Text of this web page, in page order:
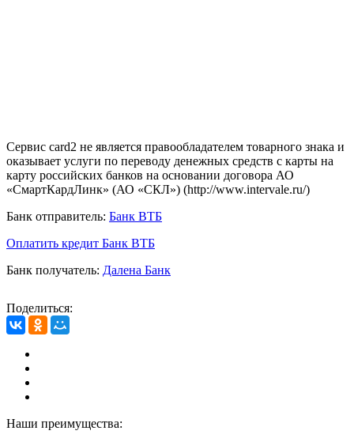
Сервис card2 не является правообладателем товарного знака и
оказывает услуги по переводу денежных средств с карты на
карту российских банков на основании договора АО
«СмартКардЛинк» (АО «СКЛ») (http://www.intervale.ru/)
Банк отправитель: Банк ВТБ
Оплатить кредит Банк ВТБ
Банк получатель: Далена Банк
Поделиться:
Наши преимущества: